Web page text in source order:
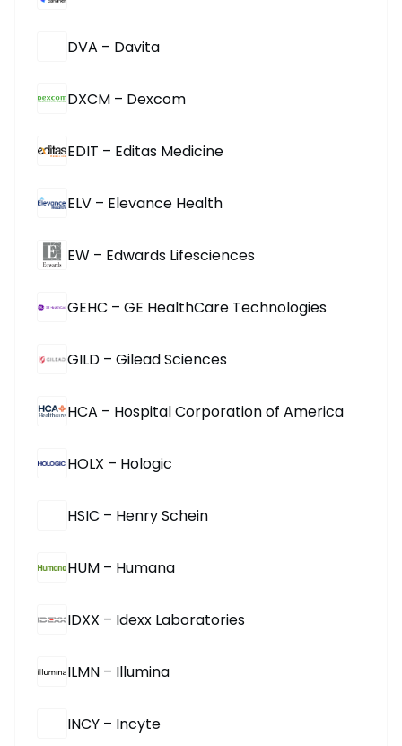
DVA – Davita
DXCM – Dexcom
EDIT – Editas Medicine
ELV – Elevance Health
EW – Edwards Lifesciences
GEHC – GE HealthCare Technologies
GILD – Gilead Sciences
HCA – Hospital Corporation of America
HOLX – Hologic
HSIC – Henry Schein
HUM – Humana
IDXX – Idexx Laboratories
ILMN – Illumina
INCY – Incyte